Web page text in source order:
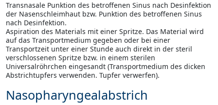
Transnasale Punktion des betroffenen Sinus nach Desinfektion
der Nasenschleimhaut bzw. Punktion des betroffenen Sinus
nach Desinfektion.
Aspiration des Materials mit einer Spritze. Das Material wird
auf das Transportmedium gegeben oder bei einer
Transportzeit unter einer Stunde auch direkt in der steril
verschlossenen Spritze bzw. in einem sterilen
Universalröhrchen eingesandt (Transportmedium des dicken
Abstrichtupfers verwenden. Tupfer verwerfen).
Nasopharyngealabstrich